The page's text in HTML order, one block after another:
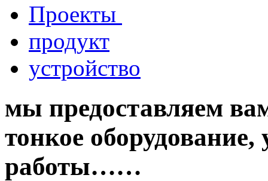
Проекты
продукт
устройство
мы предоставляем
тонкое
работы……